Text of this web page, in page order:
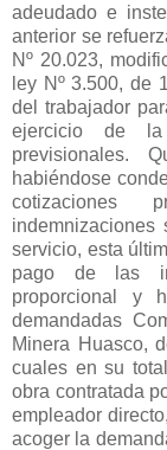
adeudado e
anterior se
Nº 20.023,
ley Nº 3.500, de
del trabajador
ejercicio de
previsionales.
habiéndose
cotizaciones
servicio, esta
pago de las
proporcional y
demandadas
Minera Huasco,
cuales en su
obra contratada
empleador
acoger la